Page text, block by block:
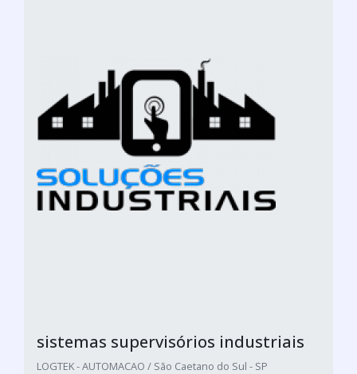
sistemas supervisórios industriais
LOGTEK - AUTOMACAO / São Caetano do Sul - SP